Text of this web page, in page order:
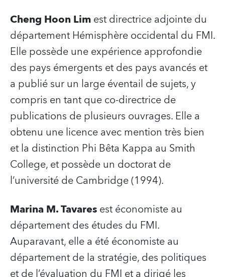
Cheng Hoon Limest directrice adjointe du
département Hémisphère occidental du FMI.
Elle possède une expérience approfondie
des pays émergents et des pays avancés et
a publié sur un large éventail de sujets, y
compris en tant que co-directrice de
publications de plusieurs ouvrages. Elle a
obtenu une licence avec mention très bien
et la distinction Phi Bêta Kappa au Smith
College, et possède un doctorat de
l’université de Cambridge (1994).
Marina M. Tavaresest économiste au
département des études du FMI.
Auparavant, elle a été économiste au
département de la stratégie, des politiques